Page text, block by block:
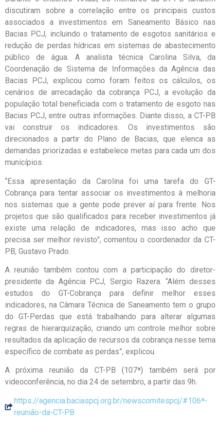
discutiram sobre a correlação entre os principais custos
associados a investimentos em Saneamento Básico nas
Bacias PCJ, incluindo o tratamento de esgotos sanitários e
redução de perdas hídricas em sistemas de abastecimento
público de água. A analista técnica Carolina Silva, da
Coordenação de Sistema de Informações da Agência das
Bacias PCJ, explicou como foram feitos os cálculos, os
cenários de arrecadação da cobrança PCJ, a evolução da
população total beneficiada com o tratamento de esgoto nas
Bacias PCJ, entre outras informações. Diante disso, a CT-PB
vai construir os indicadores. Os investimentos são
direcionados a partir do Plano de Bacias, que elenca as
demandas priorizadas e estabelece metas para cada um dos
municípios.
“Essa apresentação da Carolina foi uma tarefa do GT-
Cobrança para tentar associar os investimentos à melhoria
nos sistemas que a gente pode prever aí para frente. Nos
projetos que são qualificados para receber investimentos já
existe uma relação de indicadores, mas isso acho que
precisa ser melhor revisto”, comentou o coordenador da CT-
PB, Gustavo Prado.
A reunião também contou com a participação do diretor-
presidente da Agência PCJ, Sergio Razera. “Além desses
estudos do GT-Cobrança para definir melhor esses
indicadores, na Câmara Técnica de Saneamento tem o grupo
do GT-Perdas que está trabalhando para alterar algumas
regras de hierarquização, criando um controle melhor sobre
resultados da aplicação de recursos da cobrança nesse tema
específico de combate as perdas”, explicou.
A próxima reunião da CT-PB (107ª) também será por
videoconferência, no dia 24 de setembro, a partir das 9h.
https://agencia.baciaspcj.org.br/newscomitespcj/#106ª-
reunião-da-CT-PB